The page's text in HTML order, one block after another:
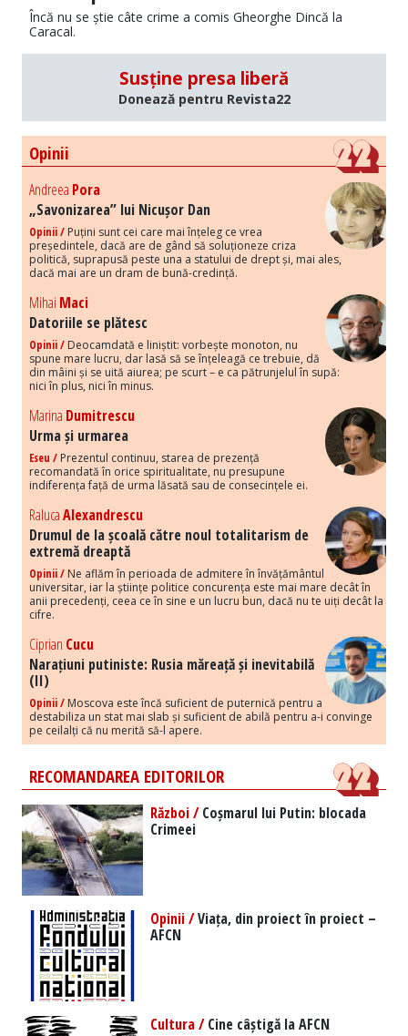
Încă nu se știe câte crime a comis Gheorghe Dincă la
Caracal.
Susține presa liberă
Donează pentru Revista22
Opinii
Andreea Pora
„Savonizarea” lui Nicușor Dan
Opinii / Puțini sunt cei care mai înțeleg ce vrea
președintele, dacă are de gând să soluționeze criza
politică, suprapusă peste una a statului de drept și, mai ales,
dacă mai are un dram de bună-credință.
Mihai Maci
Datoriile se plătesc
Opinii / Deocamdată e liniștit: vorbește monoton, nu
spune mare lucru, dar lasă să se înțeleagă ce trebuie, dă
din mâini și se uită aiurea; pe scurt – e ca pătrunjelul în supă:
nici în plus, nici în minus.
Marina Dumitrescu
Urma și urmarea
Eseu / Prezentul continuu, starea de prezență
recomandată în orice spiritualitate, nu presupune
indiferența față de urma lăsată sau de consecințele ei.
RalucaAlexandrescu
Drumul de la școală către noul totalitarism de
extremă dreaptă
Opinii / Ne aflăm în perioada de admitere în învățământul
universitar, iar la științe politice concurența este mai mare decât în
anii precedenți, ceea ce în sine e un lucru bun, dacă nu te uiți decât la
cifre.
Ciprian Cucu
Narațiuni putiniste: Rusia măreață și inevitabilă
(II)
Opinii / Moscova este încă suficient de puternică pentru a
destabiliza un stat mai slab și suficient de abilă pentru a-i convinge
pe ceilalți că nu merită să-l apere.
RECOMANDAREA EDITORILOR
Război /Coșmarul lui Putin: blocada
Crimeei
Opinii /Viața, din proiect în proiect –
AFCN
Cultura /Cine câștigă la AFCN